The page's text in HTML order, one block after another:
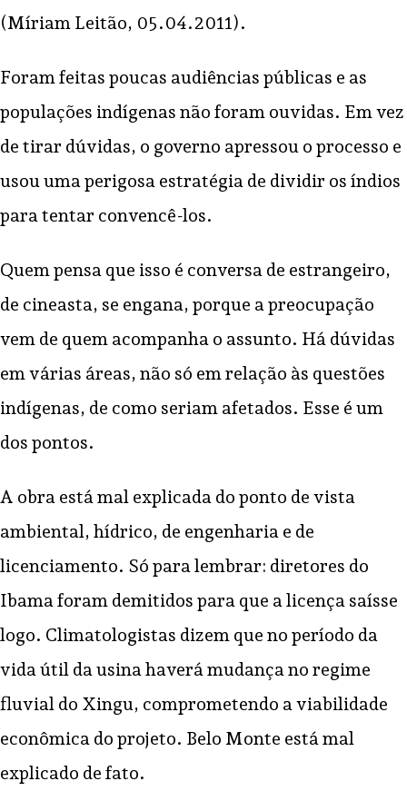
(Míriam Leitão, 05.04.2011).
Foram feitas poucas audiências públicas e as
populações indígenas não foram ouvidas. Em vez
de tirar dúvidas, o governo apressou o processo e
usou uma perigosa estratégia de dividir os índios
para tentar convencê-los.
Quem pensa que isso é conversa de estrangeiro,
de cineasta, se engana, porque a preocupação
vem de quem acompanha o assunto. Há dúvidas
em várias áreas, não só em relação às questões
indígenas, de como seriam afetados. Esse é um
dos pontos.
A obra está mal explicada do ponto de vista
ambiental, hídrico, de engenharia e de
licenciamento. Só para lembrar: diretores do
Ibama foram demitidos para que a licença saísse
logo. Climatologistas dizem que no período da
vida útil da usina haverá mudança no regime
fluvial do Xingu, comprometendo a viabilidade
econômica do projeto. Belo Monte está mal
explicado de fato.